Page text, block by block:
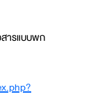
ารแบบพก